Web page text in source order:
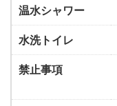
温水シャワー
水洗トイレ
禁止事項